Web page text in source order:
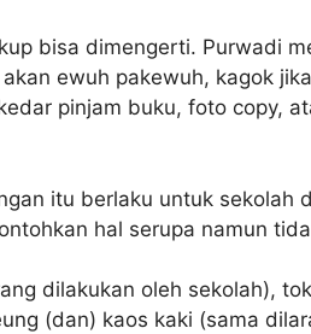
bisa dimengerti. Purwadi
ewuh pakewuh, kagok
pinjam buku, foto copy,
itu berlaku untuk sekolah
hal serupa namun
dilakukan oleh sekolah),
(dan) kaos kaki (sama